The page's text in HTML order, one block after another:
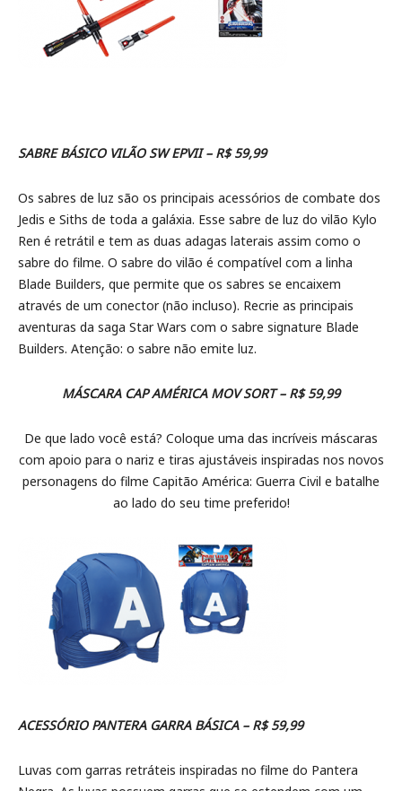
SABRE BÁSICO VILÃO SW EPVII – R$ 59,99
Os sabres de luz são os principais acessórios de combate dos
Jedis e Siths de toda a galáxia. Esse sabre de luz do vilão Kylo
Ren é retrátil e tem as duas adagas laterais assim como o
sabre do filme. O sabre do vilão é compatível com a linha
Blade Builders, que permite que os sabres se encaixem
através de um conector (não incluso). Recrie as principais
aventuras da saga Star Wars com o sabre signature Blade
Builders. Atenção: o sabre não emite luz.
MÁSCARA CAP AMÉRICA MOV SORT – R$ 59,99
De que lado você está? Coloque uma das incríveis máscaras
com apoio para o nariz e tiras ajustáveis inspiradas nos novos
personagens do filme Capitão América: Guerra Civil e batalhe
ao lado do seu time preferido!
ACESSÓRIO PANTERA GARRA BÁSICA – R$ 59,99
Luvas com garras retráteis inspiradas no filme do Pantera